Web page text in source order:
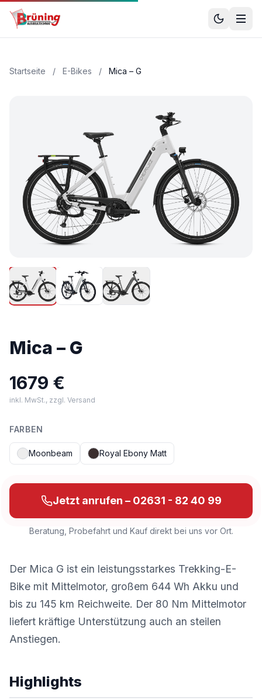
Startseite / E-Bikes / Mica – G
Mica – G
1679 €
inkl. MwSt., zzgl. Versand
FARBEN
Moonbeam Royal Ebony Matt
Jetzt anrufen – 02631 - 82 40 99
Beratung, Probefahrt und Kauf direkt bei uns vor Ort.
Der Mica G ist ein leistungsstarkes Trekking-E-
Bike mit Mittelmotor, großem 644 Wh Akku und
bis zu 145 km Reichweite. Der 80 Nm Mittelmotor
liefert kräftige Unterstützung auch an steilen
Anstiegen.
Highlights